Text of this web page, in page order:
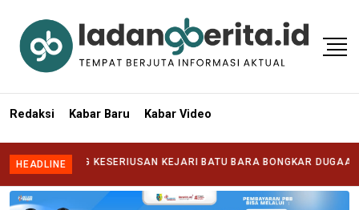
Redaksi Kabar Baru Kabar Video
HEADLINEKESERIUSAN KEJARI BATU BARA BONGKAR DUGAAN